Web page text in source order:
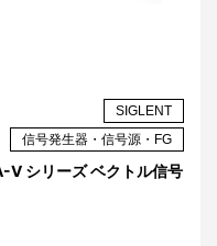
SIGLENT
信号発生器・信号源・FG
シリーズ ベクトル信号